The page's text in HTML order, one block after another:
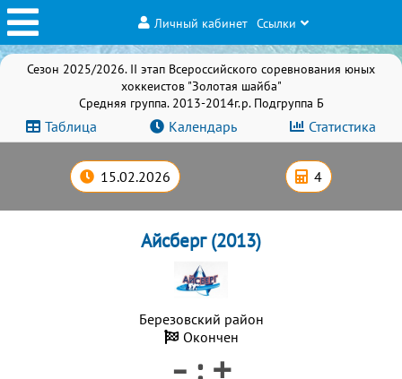
Личный кабинет Ссылки
Сезон 2025/2026. II этап Всероссийского соревнования юных
хоккеистов "Золотая шайба"
Средняя группа. 2013-2014г.р. Подгруппа Б
Таблица Календарь Статистика
15.02.2026 4
Айсберг (2013)
Березовский район
Окончен
- : +